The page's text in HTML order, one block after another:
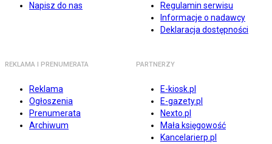
Napisz do nas
Regulamin serwisu
Informacje o nadawcy
Deklaracja dostępności
REKLAMA I PRENUMERATA
Reklama
Ogłoszenia
Prenumerata
Archiwum
PARTNERZY
E-kiosk.pl
E-gazety.pl
Nexto.pl
Mała księgowość
Kancelarierp.pl